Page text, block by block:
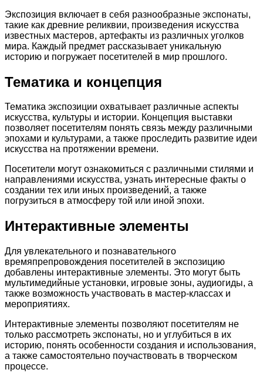
Экспозиция включает в себя разнообразные экспонаты,
такие как древние реликвии, произведения искусства
известных мастеров, артефакты из различных уголков
мира. Каждый предмет рассказывает уникальную
историю и погружает посетителей в мир прошлого.
Тематика и концепция
Тематика экспозиции охватывает различные аспекты
искусства, культуры и истории. Концепция выставки
позволяет посетителям понять связь между различными
эпохами и культурами, а также проследить развитие идеи
искусства на протяжении времени.
Посетители могут ознакомиться с различными стилями и
направлениями искусства, узнать интересные факты о
создании тех или иных произведений, а также
погрузиться в атмосферу той или иной эпохи.
Интерактивные элементы
Для увлекательного и познавательного
времяпрепровождения посетителей в экспозицию
добавлены интерактивные элементы. Это могут быть
мультимедийные установки, игровые зоны, аудиогиды, а
также возможность участвовать в мастер-классах и
мероприятиях.
Интерактивные элементы позволяют посетителям не
только рассмотреть экспонаты, но и углубиться в их
историю, понять особенности создания и использования,
а также самостоятельно поучаствовать в творческом
процессе.